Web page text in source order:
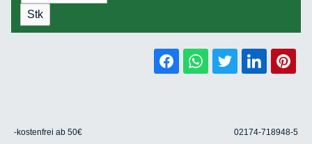
Stk
-kostenfrei ab 50€ 02174-718948-5